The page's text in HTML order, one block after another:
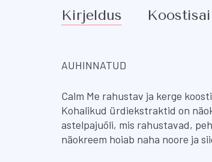
Kirjeldus
AUHINNATUD
Calm Me rahustav ja kerge
Kohalikud ürdiekstraktid on
astelpajuõli, mis rahustavad,
näokreem hoiab naha noore ja